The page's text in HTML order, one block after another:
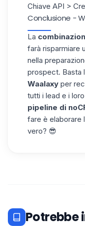
Chiave API >
Conclusione -
La
farà risparmiare
nella
prospect. Basta
Waalaxy per
tutti i lead e i loro
pipeline di
fare è elaborare
vero? 😎
Potrebbe